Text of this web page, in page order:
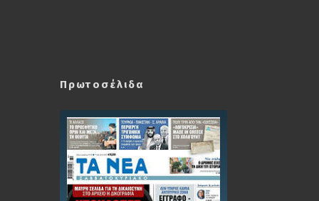
Πρωτοσέλιδα